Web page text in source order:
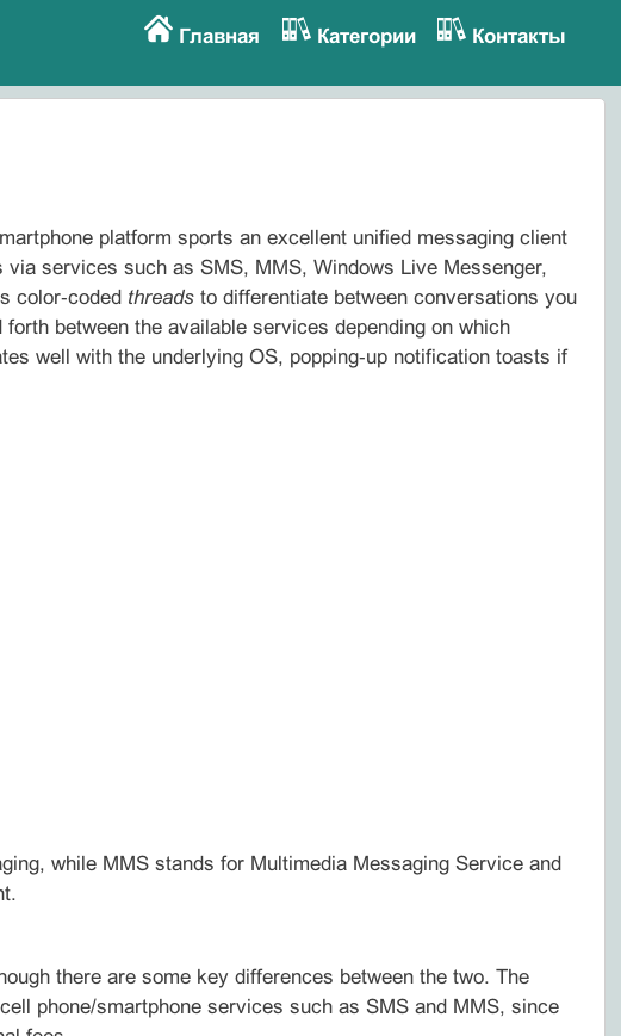
Главная Категории Контакты
platform sports an excellent unified messaging client
services such as SMS, MMS, Windows Live Messenger,
color‑coded threadsto differentiate between conversations you
between the available services depending on which
well with the underlying OS, popping‑up notification toasts if
while MMS stands for Multimedia Messaging Service and
there are some key differences between the two. The
phone/smartphone services such as SMS and MMS, since